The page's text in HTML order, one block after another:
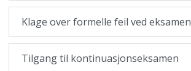
Klage over formelle feil ved eksamen
Tilgang til kontinuasjonseksamen